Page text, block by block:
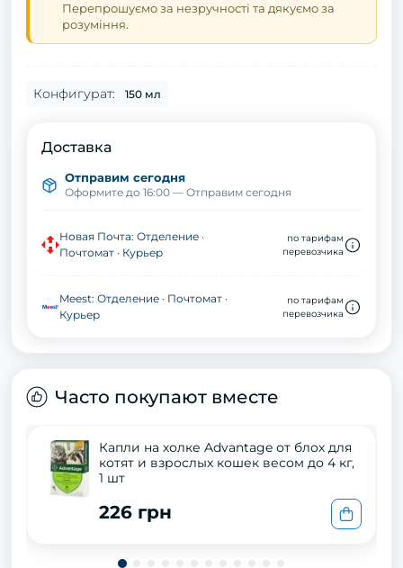
Перепрошуємо за незручності та дякуємо за
розуміння.
Конфигурат: 150 мл
Доставка
Отправим сегодня
Оформите до 16:00 — Отправим сегодня
Новая Почта: Отделение ·
Почтомат · Курьер
по тарифам
перевозчика
Meest: Отделение · Почтомат ·
Курьер
по тарифам
перевозчика
Часто покупают вместе
Капли на холке Advantage от блох для
котят и взрослых кошек весом до 4 кг,
1 шт
226 грн